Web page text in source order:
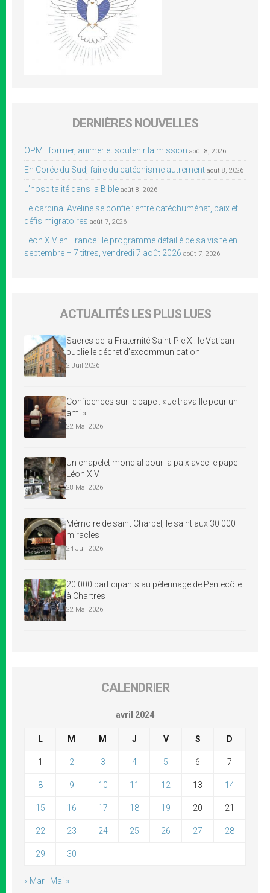
DERNIÈRES NOUVELLES
OPM : former, animer et soutenir la mission août 8, 2026
En Corée du Sud, faire du catéchisme autrement août 8, 2026
L’hospitalité dans la Bible août 8, 2026
Le cardinal Aveline se confie : entre catéchuménat, paix et
défis migratoires août 7, 2026
Léon XIV en France : le programme détaillé de sa visite en
septembre – 7 titres, vendredi 7 août 2026 août 7, 2026
ACTUALITÉS LES PLUS LUES
Sacres de la Fraternité Saint-Pie X : le Vatican
publie le décret d’excommunication
2 Juil 2026
Confidences sur le pape : « Je travaille pour un
ami »
22 Mai 2026
Un chapelet mondial pour la paix avec le pape
Léon XIV
28 Mai 2026
Mémoire de saint Charbel, le saint aux 30 000
miracles
24 Juil 2026
20 000 participants au pèlerinage de Pentecôte
à Chartres
22 Mai 2026
CALENDRIER
avril 2024
L M M J V S D
1 2 3 4 5 6 7
8 9 10 11 12 13 14
15 16 17 18 19 20 21
22 23 24 25 26 27 28
29 30
« Mar Mai »